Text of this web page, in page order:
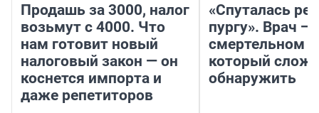
Продашь за 3000, налог
возьмут с 4000. Что
нам готовит новый
налоговый закон — он
коснется импорта и
даже репетиторов
«Спуталась
пургу». Врач —
смертельном
который
обнаружить